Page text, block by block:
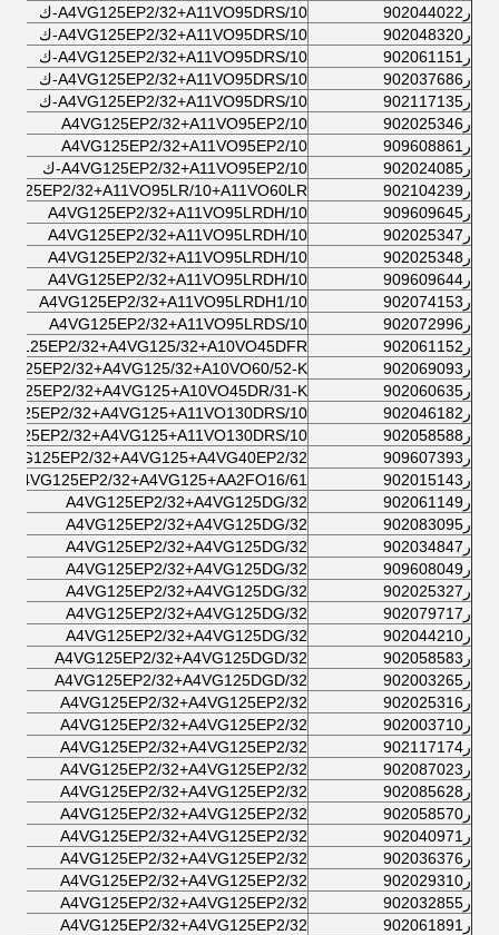
ر902044022
A4VG125EP2/32+A11VO95DRS/10-ك
ر902048320
A4VG125EP2/32+A11VO95DRS/10-ك
ر902061151
A4VG125EP2/32+A11VO95DRS/10-ك
ر902037686
A4VG125EP2/32+A11VO95DRS/10-ك
ر902117135
A4VG125EP2/32+A11VO95DRS/10-ك
ر902025346
A4VG125EP2/32+A11VO95EP2/10
ر909608861
A4VG125EP2/32+A11VO95EP2/10
ر902024085
A4VG125EP2/32+A11VO95EP2/10-ك
ر902104239
32+A11VO95LR/10+A11VO60LR
ر909609645
A4VG125EP2/32+A11VO95LRDH/10
ر902025347
A4VG125EP2/32+A11VO95LRDH/10
ر902025348
A4VG125EP2/32+A11VO95LRDH/10
ر909609644
A4VG125EP2/32+A11VO95LRDH/10
ر902074153
A4VG125EP2/32+A11VO95LRDH1/10
ر902072996
A4VG125EP2/32+A11VO95LRDS/10
ر902061152
32+A4VG125/32+A10VO45DFR
ر902069093
32+A4VG125/32+A10VO60/52-K
ر902060635
32+A4VG125+A10VO45DR/31-K
ر902046182
32+A4VG125+A11VO130DRS/10
ر902058588
32+A4VG125+A11VO130DRS/10
ر909607393
32+A4VG125+A4VG40EP2/32
ر902015143
A4VG125EP2/32+A4VG125+AA2FO16/61
ر902061149
A4VG125EP2/32+A4VG125DG/32
ر902083095
A4VG125EP2/32+A4VG125DG/32
ر902034847
A4VG125EP2/32+A4VG125DG/32
ر909608049
A4VG125EP2/32+A4VG125DG/32
ر902025327
A4VG125EP2/32+A4VG125DG/32
ر902079717
A4VG125EP2/32+A4VG125DG/32
ر902044210
A4VG125EP2/32+A4VG125DG/32
ر902058583
A4VG125EP2/32+A4VG125DGD/32
ر902003265
A4VG125EP2/32+A4VG125DGD/32
ر902025316
A4VG125EP2/32+A4VG125EP2/32
ر902003710
A4VG125EP2/32+A4VG125EP2/32
ر902117174
A4VG125EP2/32+A4VG125EP2/32
ر902087023
A4VG125EP2/32+A4VG125EP2/32
ر902085628
A4VG125EP2/32+A4VG125EP2/32
ر902058570
A4VG125EP2/32+A4VG125EP2/32
ر902040971
A4VG125EP2/32+A4VG125EP2/32
ر902036376
A4VG125EP2/32+A4VG125EP2/32
ر902029310
A4VG125EP2/32+A4VG125EP2/32
ر902032855
A4VG125EP2/32+A4VG125EP2/32
ر902061891
A4VG125EP2/32+A4VG125EP2/32